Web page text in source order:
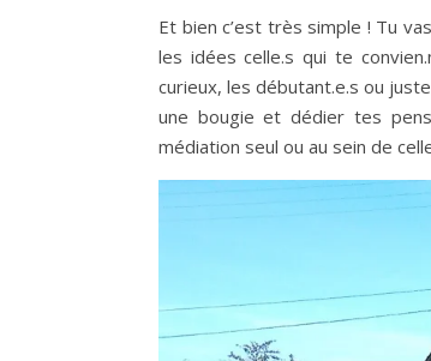
Et bien c’est très simple ! Tu
les idées celle.s qui te
curieux, les débutant.e.s ou
une bougie et dédier tes
médiation seul ou au sein de